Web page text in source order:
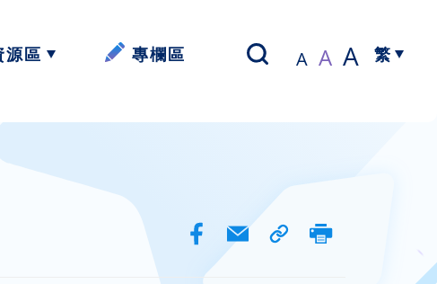
源區 專欄區 A A A 繁